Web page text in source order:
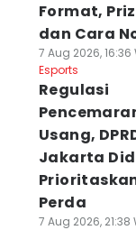
Format,
dan Cara
7 Aug 2026, 16:36
Esports
Regulasi
Usang,
Jakarta
Perda
7 Aug 2026, 21:38